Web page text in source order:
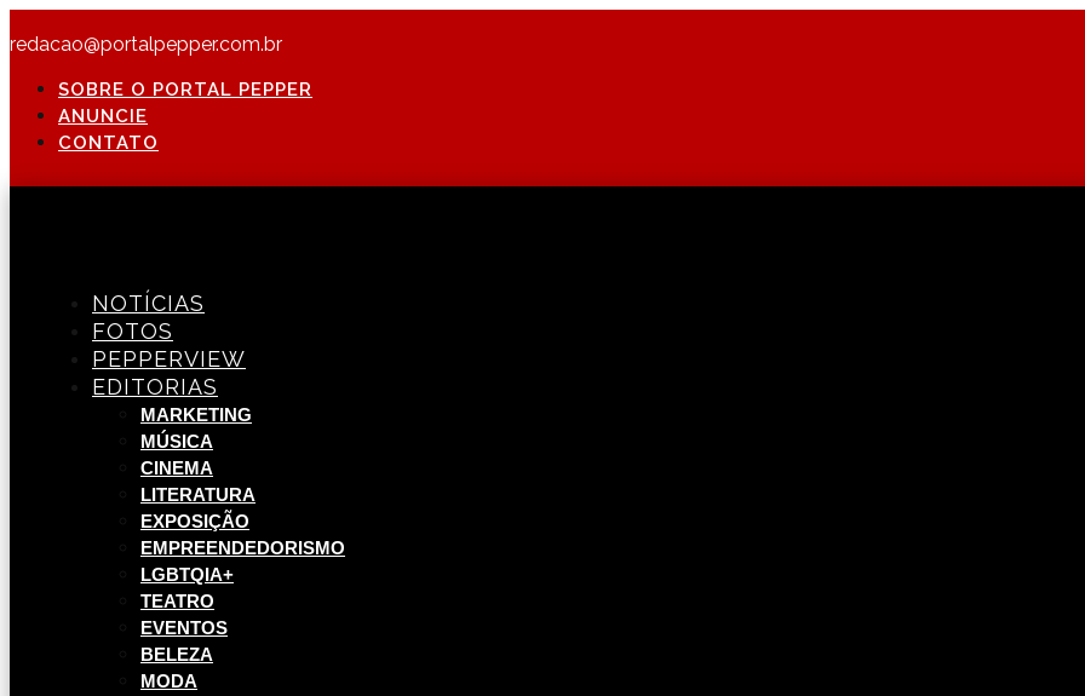
redacao@portalpepper.com.br
SOBRE O PORTAL PEPPER
ANUNCIE
CONTATO
NOTÍCIAS
FOTOS
PEPPERVIEW
EDITORIAS
MARKETING
MÚSICA
CINEMA
LITERATURA
EXPOSIÇÃO
EMPREENDEDORISMO
LGBTQIA+
TEATRO
EVENTOS
BELEZA
MODA